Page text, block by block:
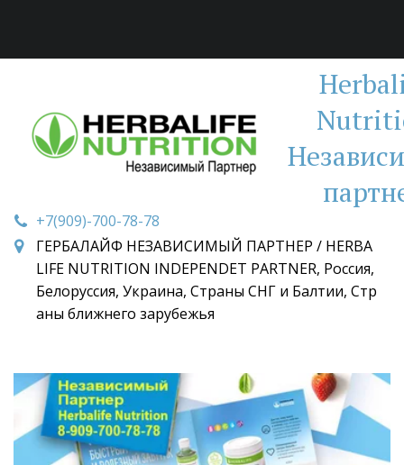
+7(909)-700-78-78
ГЕРБАЛАЙФ НЕЗАВИСИМЫЙ ПАРТНЕР / HERBA
LIFE NUTRITION INDEPENDET PARTNER, Россия,
Белоруссия, Украина, Страны СНГ и Балтии, Стр
аны ближнего зарубежья